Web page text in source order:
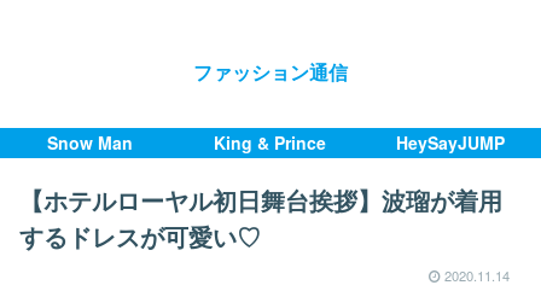
ファッション通信
Snow Man King & Prince HeySayJUMP
【ホテルローヤル初日舞台挨拶】波瑠が着用
するドレスが可愛い♡
2020.11.14